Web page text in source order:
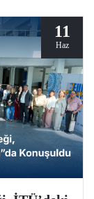
11
Haz